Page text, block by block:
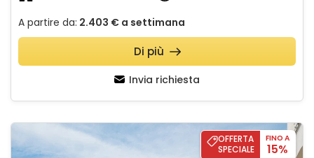
A partire da: 2.403 € a settimana
Invia richiesta
Di più
Apartman Ana 3
OFFERTA
SPECIALE
FINO A
15%